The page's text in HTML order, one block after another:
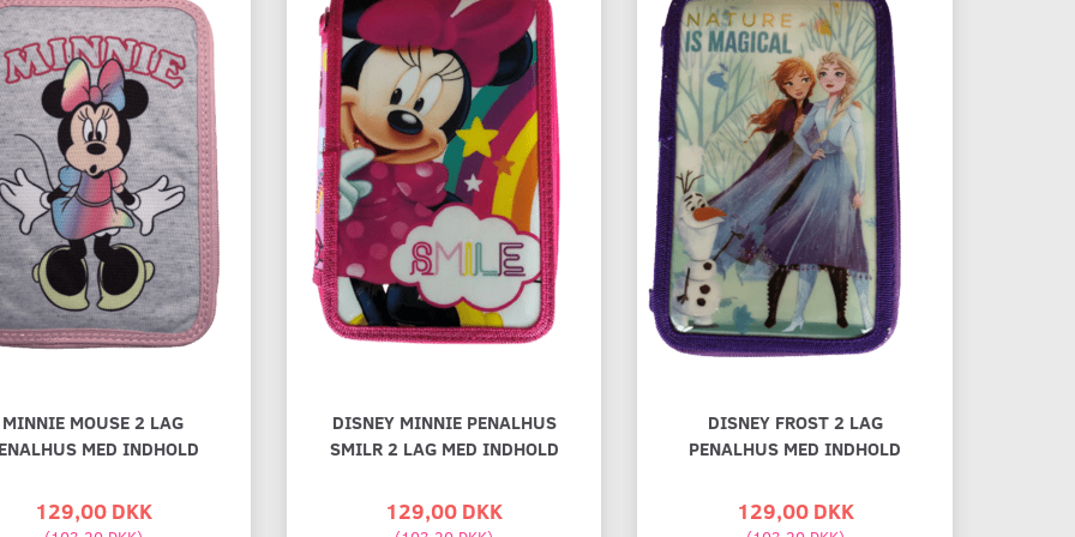
MINNIE MOUSE 2 LAG
MED INDHOLD
129,00 DKK
DISNEY MINNIE PENALHUS
SMILR 2 LAG MED INDHOLD
129,00 DKK
DISNEY FROST 2 LAG
PENALHUS MED INDHOLD
129,00 DKK